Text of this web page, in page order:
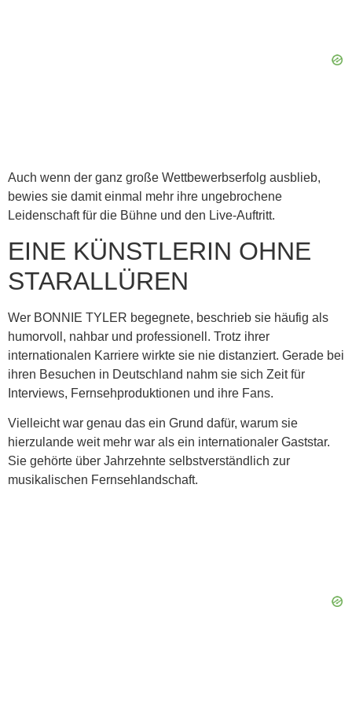
Auch wenn der ganz große Wettbewerbserfolg ausblieb,
bewies sie damit einmal mehr ihre ungebrochene
Leidenschaft für die Bühne und den Live-Auftritt.
EINE KÜNSTLERIN OHNE
STARALLÜREN
Wer BONNIE TYLER begegnete, beschrieb sie häufig als
humorvoll, nahbar und professionell. Trotz ihrer
internationalen Karriere wirkte sie nie distanziert. Gerade bei
ihren Besuchen in Deutschland nahm sie sich Zeit für
Interviews, Fernsehproduktionen und ihre Fans.
Vielleicht war genau das ein Grund dafür, warum sie
hierzulande weit mehr war als ein internationaler Gaststar.
Sie gehörte über Jahrzehnte selbstverständlich zur
musikalischen Fernsehlandschaft.